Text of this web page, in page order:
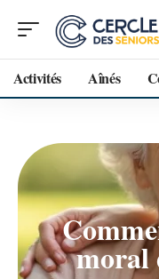
Activités Aînés
moral